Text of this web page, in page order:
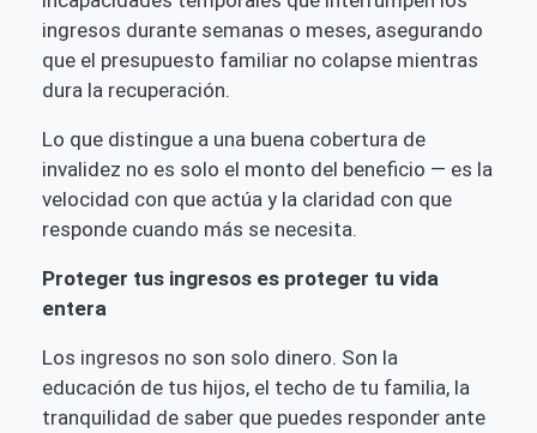
ingresos durante semanas o meses, asegurando
que el presupuesto familiar no colapse mientras
dura la recuperación.
Lo que distingue a una buena cobertura de
invalidez no es solo el monto del beneficio — es la
velocidad con que actúa y la claridad con que
responde cuando más se necesita.
Proteger tus ingresos es proteger tu vida
entera
Los ingresos no son solo dinero. Son la
educación de tus hijos, el techo de tu familia, la
tranquilidad de saber que puedes responder ante